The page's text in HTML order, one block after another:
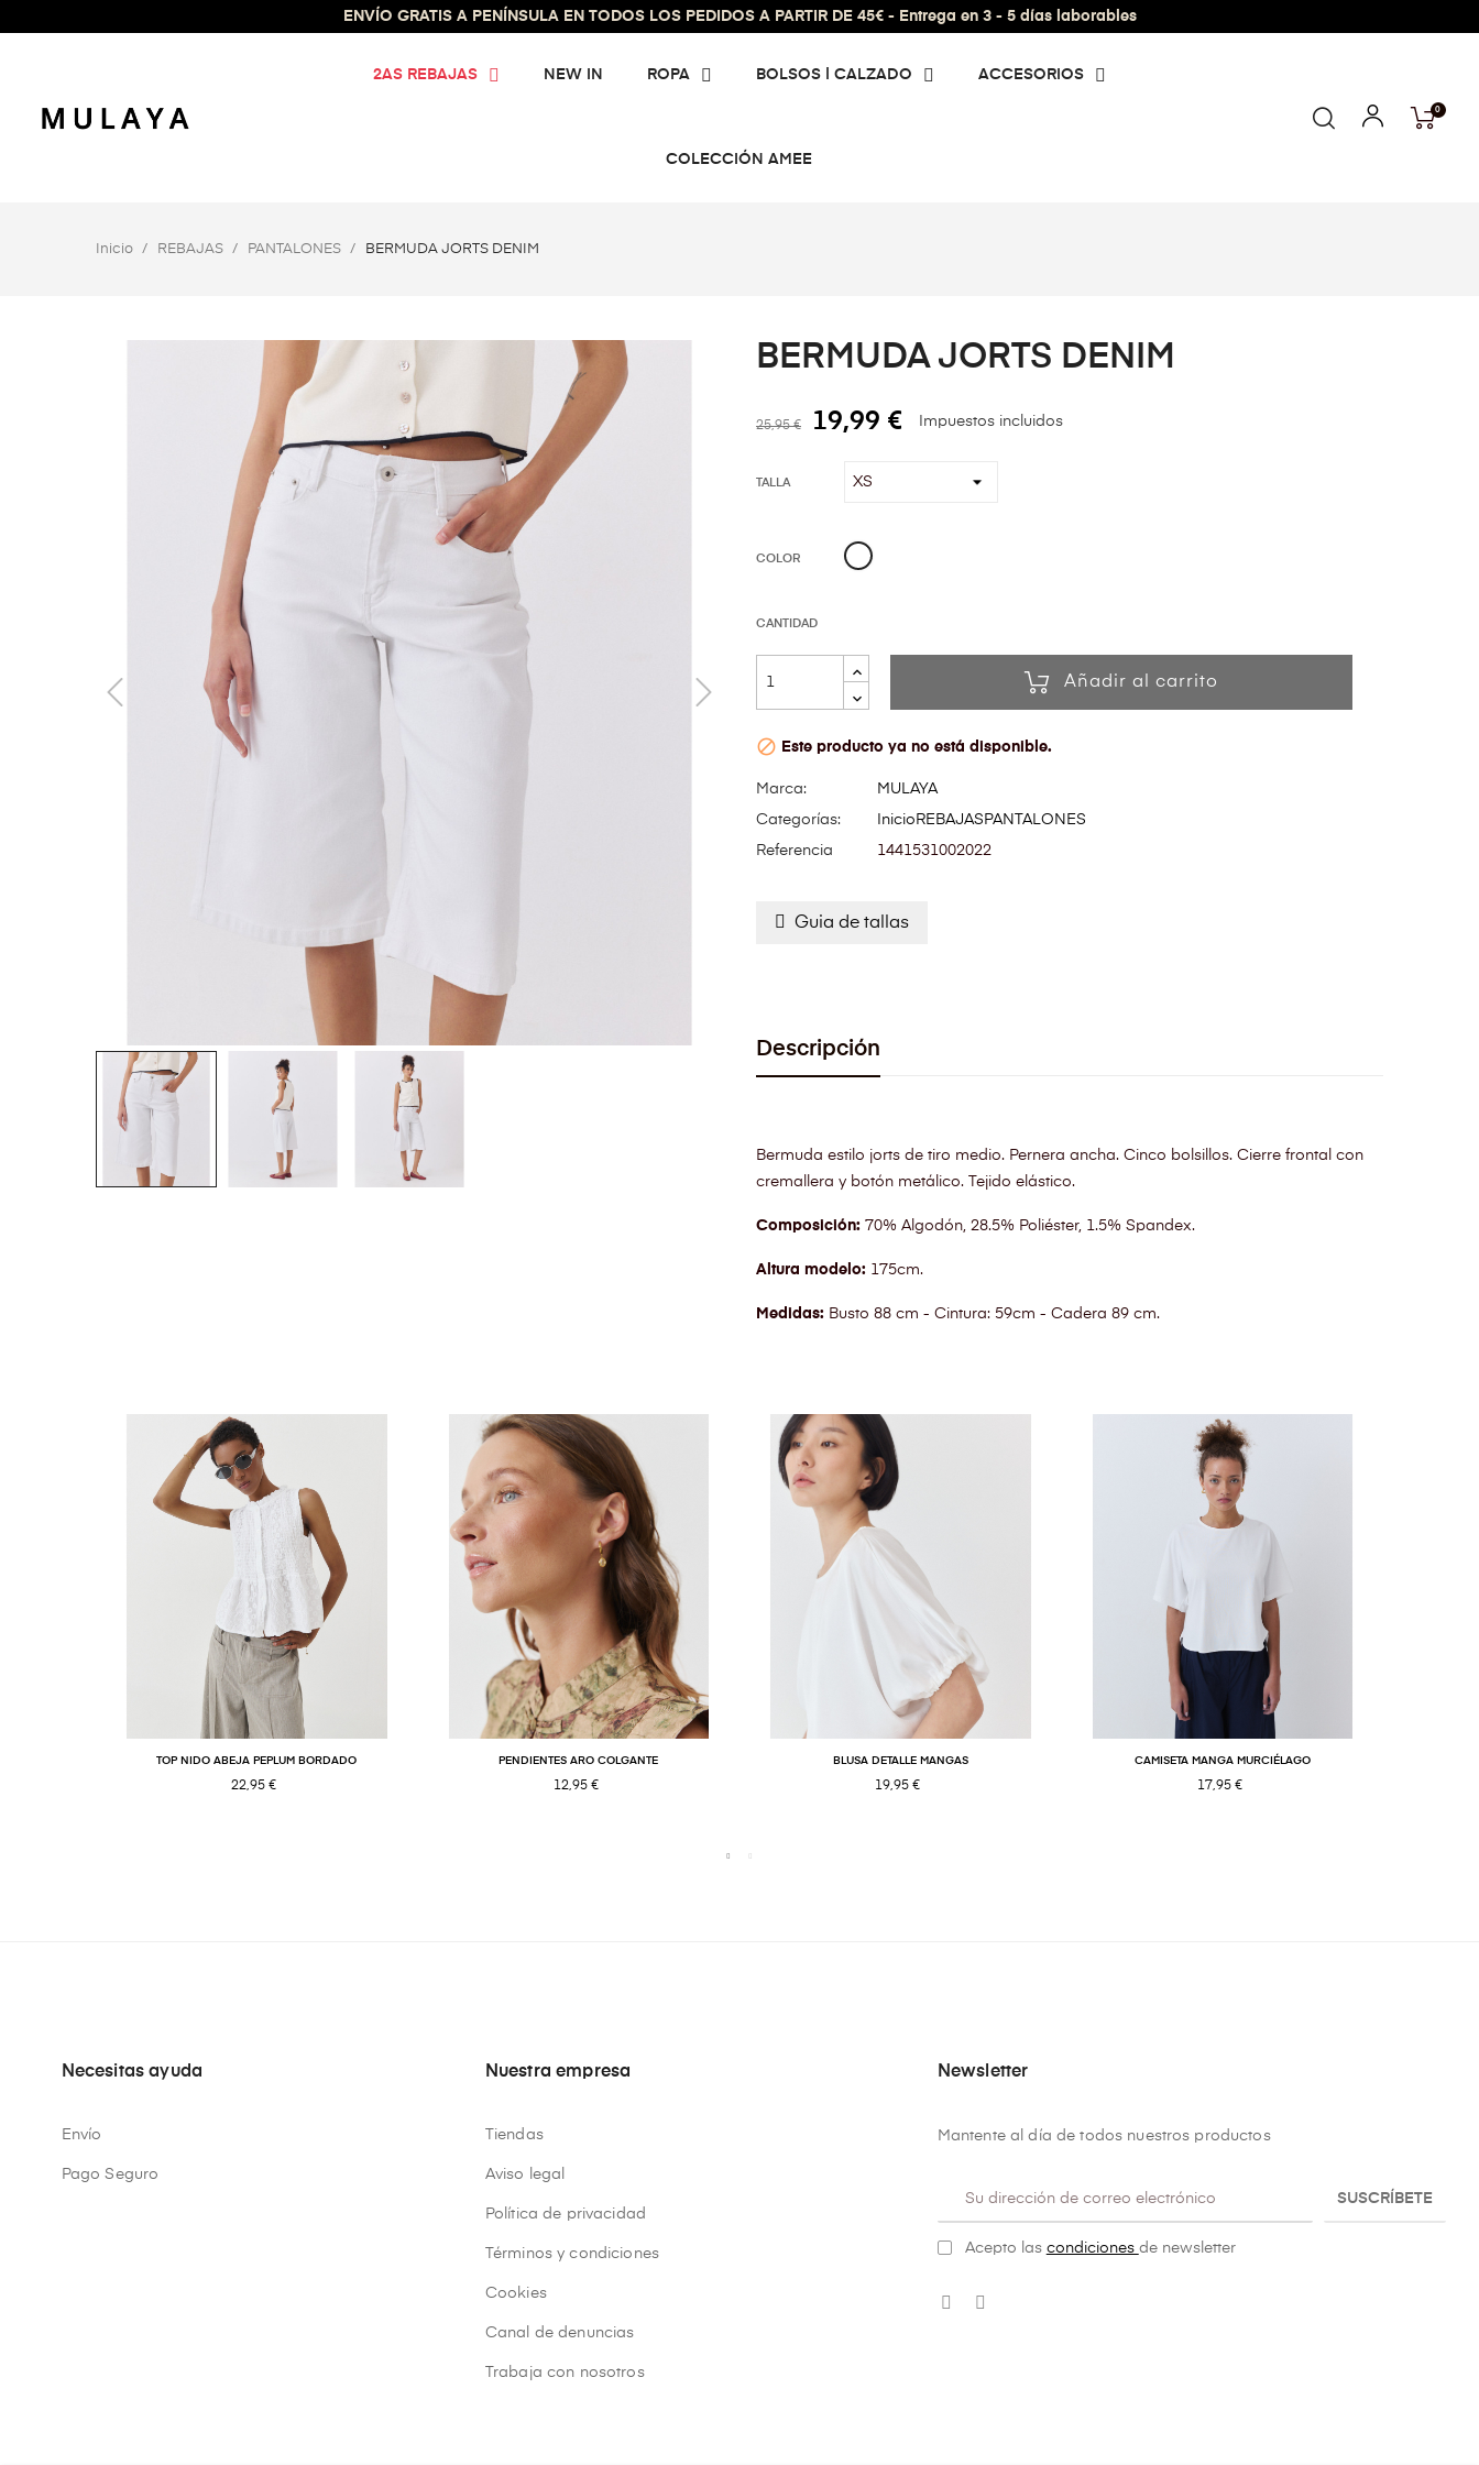
ENVÍO GRATIS A PENÍNSULA EN TODOS LOS PEDIDOS A PARTIR DE 45€ - Entrega en 3 - 5 días laborables
2AS REBAJAS NEW IN ROPA BOLSOS | CALZADO ACCESORIOS
COLECCIÓN AMEE
0
Inicio REBAJAS PANTALONES BERMUDA JORTS DENIM
BERMUDA JORTS DENIM
25,95 € 19,99 € Impuestos incluidos
TALLA
COLOR BLANCO
CANTIDAD
Añadir al carrito
 Este producto ya no está disponible.
Marca:
MULAYA
Categorías:
Inicio REBAJAS PANTALONES
Referencia
1441531002022
Guia de tallas
Descripción
Bermuda estilo jorts de tiro medio. Pernera ancha. Cinco bolsillos. Cierre frontal con
cremallera y botón metálico. Tejido elástico.
Composición: 70% Algodón, 28.5% Poliéster, 1.5% Spandex.
Altura modelo: 175cm.
Medidas: Busto 88 cm - Cintura: 59cm - Cadera 89 cm.
TOP NIDO ABEJA PEPLUM BORDADO
22,95 €
PENDIENTES ARO COLGANTE
12,95 €
BLUSA DETALLE MANGAS
19,95 €
CAMISETA MANGA MURCIÉLAGO
17,95 €
Necesitas ayuda
Envío
Pago Seguro
Nuestra empresa
Tiendas
Aviso legal
Política de privacidad
Términos y condiciones
Cookies
Canal de denuncias
Trabaja con nosotros
Newsletter
Mantente al día de todos nuestros productos
SUSCRÍBETE
Acepto las condiciones de newsletter